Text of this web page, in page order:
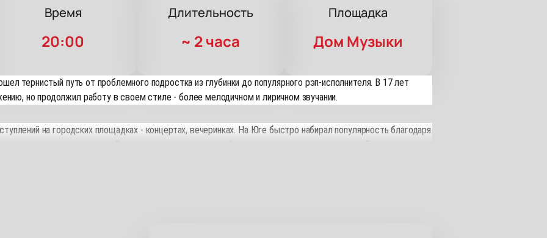
Время
20:00
Длительность
~ 2 часа
Площадка
Дом Музыки
тернистый путь от проблемного подростка из глубинки до популярного рэп-исполнителя. В 17 лет
но продолжил работу в своем стиле - более мелодичном и лиричном звучании.
на городских площадках - концертах, вечеринках. На Юге быстро набирал популярность благодаря